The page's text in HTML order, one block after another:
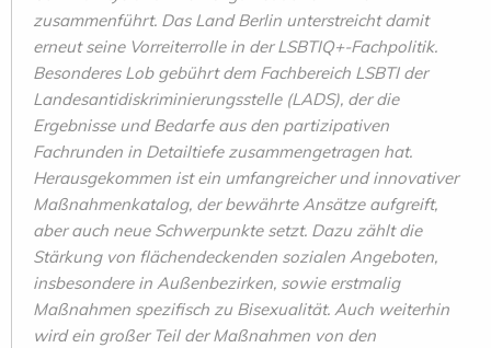
zusammenführt. Das Land Berlin unterstreicht damit
erneut seine Vorreiterrolle in der LSBTIQ+-Fachpolitik.
Besonderes Lob gebührt dem Fachbereich LSBTI der
Landesantidiskriminierungsstelle (LADS), der die
Ergebnisse und Bedarfe aus den partizipativen
Fachrunden in Detailtiefe zusammengetragen hat.
Herausgekommen ist ein umfangreicher und innovativer
Maßnahmenkatalog, der bewährte Ansätze aufgreift,
aber auch neue Schwerpunkte setzt. Dazu zählt die
Stärkung von flächendeckenden sozialen Angeboten,
insbesondere in Außenbezirken, sowie erstmalig
Maßnahmen spezifisch zu Bisexualität. Auch weiterhin
wird ein großer Teil der Maßnahmen von den